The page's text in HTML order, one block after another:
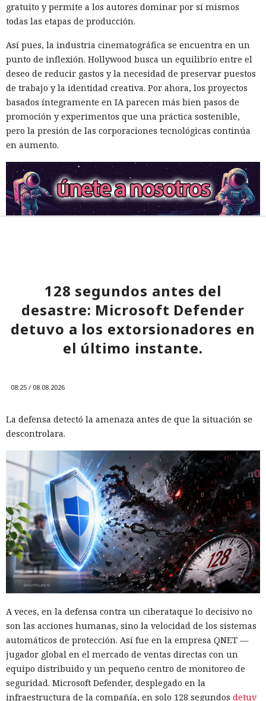
gratuito y permite a los autores dominar por sí mismos
todas las etapas de producción.
Así pues, la industria cinematográfica se encuentra en un
punto de inflexión. Hollywood busca un equilibrio entre el
deseo de reducir gastos y la necesidad de preservar puestos
de trabajo y la identidad creativa. Por ahora, los proyectos
basados íntegramente en IA parecen más bien pasos de
promoción y experimentos que una práctica sostenible,
pero la presión de las corporaciones tecnológicas continúa
en aumento.
128 segundos antes del
desastre: Microsoft Defender
detuvo a los extorsionadores en
el último instante.
08:25 / 08.08.2026
La defensa detectó la amenaza antes de que la situación se
descontrolara.
A veces, en la defensa contra un ciberataque lo decisivo no
son las acciones humanas, sino la velocidad de los sistemas
automáticos de protección. Así fue en la empresa QNET —
jugador global en el mercado de ventas directas con un
equipo distribuido y un pequeño centro de monitoreo de
seguridad. Microsoft Defender, desplegado en la
infraestructura de la compañía, en solo 128 segundos detuv